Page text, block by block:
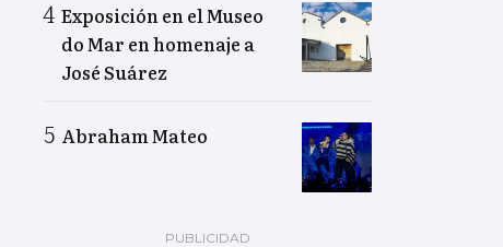
Exposición en el Museo
do Mar en homenaje a
José Suárez
Abraham Mateo